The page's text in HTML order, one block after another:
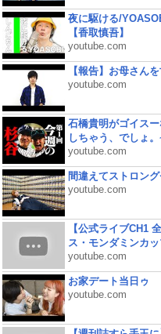
夜に駆ける/
【香取慎吾】
youtube.com
【報告】お母さん
youtube.com
石橋貴明がゴイス
しちゃう、でしょ
youtube.com
間違えてストロング
youtube.com
【公式ライブCH1
ス・モンダミンカ
youtube.com
お家デート当日ゥ
youtube.com